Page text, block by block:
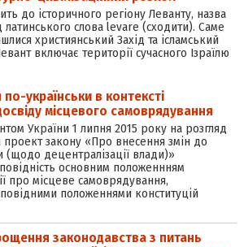
до історичного регіону Леванту, назва
латинського слова levare (сходити). Саме
християнський Захід та ісламський
включає території сучасного Ізраїлю
українськи в контексті
місцевого самоврядування
України 1 липня 2015 року на розгляд
закону «Про внесення змін до
(щодо децентралізації влади)»
основним положеннням
про місцеве самоврядування,
положеннями конституцій
законодавства з питань